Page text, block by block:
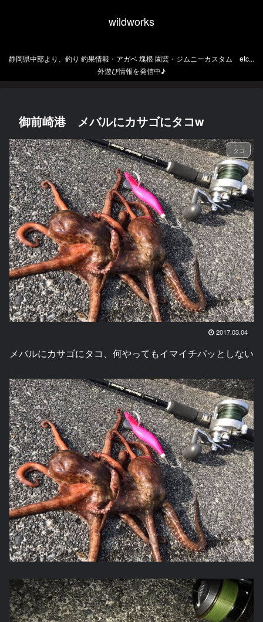
wildworks
静岡県中部より、釣り 釣果情報・アガベ 塊根 園芸・ジムニーカスタム etc...
外遊び情報を発信中♪
御前崎港 メバルにカサゴにタコw
タコ
2017.03.04
メバルにカサゴにタコ、何やってもイマイチパッとしない